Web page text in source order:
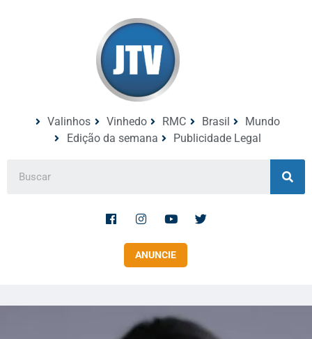
Valinhos Vinhedo RMC Brasil
Mundo
Edição da semana
Publicidade Legal
ANUNCIE